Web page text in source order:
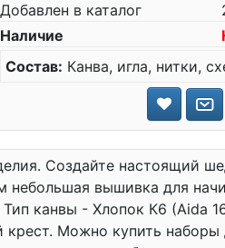
Добавлен в каталог
Наличие
Состав: Канва, игла, нитки,
Создайте настоящий
небольшая вышивка для
Тип канвы - Хлопок К6 (Aida
крест. Можно купить